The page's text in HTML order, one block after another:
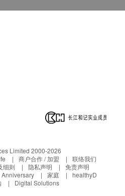
Limited 2000-2026
商户合作 / 加盟
联络我们
细则 隐私声明
免责声明
Anniversary 家庭
healthyD
Digital Solutions